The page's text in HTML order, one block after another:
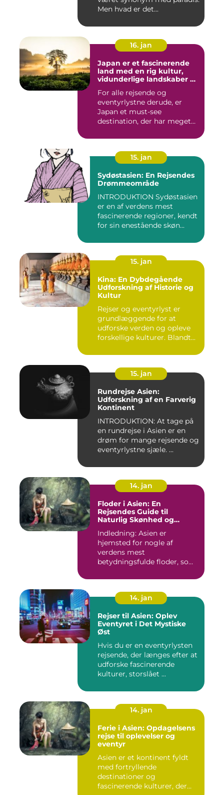
Men hvad er det...
16. jan
Japan er et fascinerende
land med en rig kultur,
vidunderlige landskaber og
tradition og modernitet
For alle rejsende og
eventyrlystne derude, er
Japan et must-see
destination, der har meget
15. jan
Sydøstasien: En Rejsendes
Drømmeområde
INTRODUKTION Sydøstasien
er en af verdens mest
fascinerende regioner, kendt
for sin enestående skøn...
15. jan
Kina: En Dybdegående
Udforskning af Historie og
Kultur
Rejser og eventyrlyst er
grundlæggende for at
udforske verden og opleve
forskellige kulturer. Blandt...
15. jan
Rundrejse Asien:
Udforskning af en Farverig
Kontinent
INTRODUKTION: At tage på
en rundrejse i Asien er en
drøm for mange rejsende og
eventyrlystne sjæle. ...
14. jan
Floder i Asien: En
Rejsendes Guide til
Naturlig Skønhed og
Indledning: Asien er
hjemsted for nogle af
verdens mest
betydningsfulde floder, som
14. jan
Rejser til Asien: Oplev
Eventyret i Det Mystiske
Øst
Hvis du er en eventyrlysten
rejsende, der længes efter at
udforske fascinerende
kulturer, storslået ...
14. jan
Ferie i Asien: Opdagelsens
rejse til oplevelser og
eventyr
Asien er et kontinent fyldt
med fortryllende
destinationer og
fascinerende kulturer, der